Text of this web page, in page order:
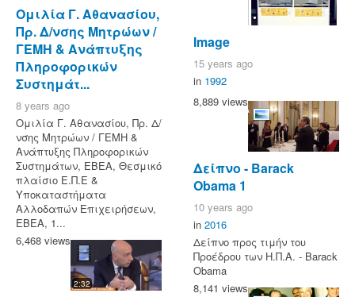
Ομιλία Γ. Αθανασίου,
Πρ. Δ/νσης Μητρώων /
ΓΕΜΗ & Ανάπτυξης
Πληροφορικών
Συστημάτ...
8 years ago
Ομιλία Γ. Αθανασίου, Πρ. Δ/
νσης Μητρώων / ΓΕΜΗ &
Ανάπτυξης Πληροφορικών
Συστημάτων, ΕΒΕΑ, Θεσμικό
πλαίσιο Ε.Π.Ε &
Υποκαταστήματα
Αλλοδαπών Επιχειρήσεων,
ΕΒΕΑ, 1...
6,468 views
2:32
Image
15 years ago
in 1992
8,889 views
Δείπνο - Barack
Obama 1
10 years ago
in 2016
Δείπνο προς τιμήν του
Προέδρου των Η.Π.Α. - Barack
Obama
8,141 views